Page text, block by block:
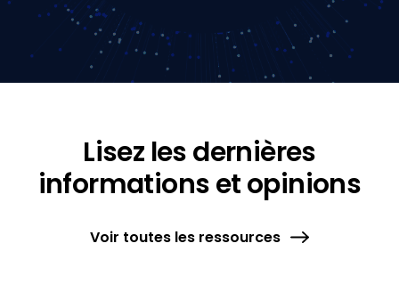
Lisez les dernières
informations et opinions
Voir toutes les ressources